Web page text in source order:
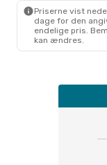
Priserne vist
dage for den
endelige pris.
kan ændres.